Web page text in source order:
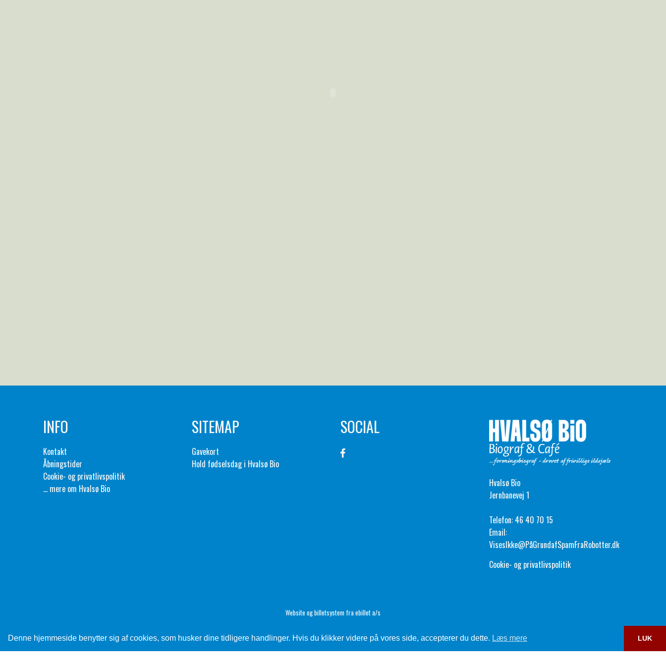
Denne hjemmeside benytter sig af cookies, som husker dine tidligere handlinger. Hvis du klikker videre på vores side, accepterer du dette. Læs mere LUK
INFO
Kontakt
Åbningstider
Cookie- og privatlivspolitik
... mere om Hvalsø Bio
SITEMAP
Gavekort
Hold fødselsdag i Hvalsø Bio
SOCIAL
Hvalsø Bio
Jernbanevej 1
Telefon: 46 40 70 15
Email:
VisesIkke@PåGrundafSpamFraRobotter.dk
Cookie- og privatlivspolitik
Website og billetsystem fra ebillet a/s